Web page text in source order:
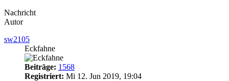
Nachricht
Autor
sw2105
Eckfahne
Beiträge: 1568
Registriert: Mi 12. Jun 2019, 19:04